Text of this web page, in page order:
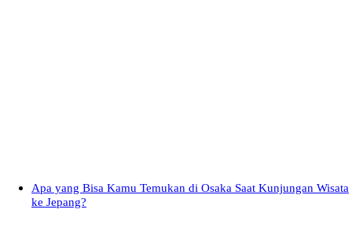
Apa yang Bisa Kamu Temukan di Osaka Saat Kunjungan Wisata
ke Jepang?